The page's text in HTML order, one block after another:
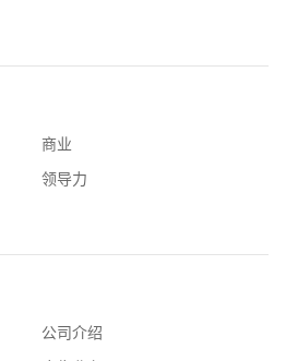
商业
领导力
公司介绍